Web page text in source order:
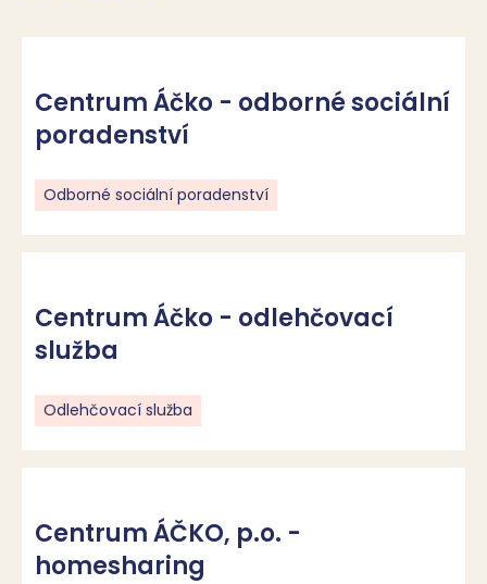
Centrum Áčko - odborné sociální
poradenství
Odborné sociální poradenství
Centrum Áčko - odlehčovací
služba
Odlehčovací služba
Centrum ÁČKO, p.o. -
homesharing